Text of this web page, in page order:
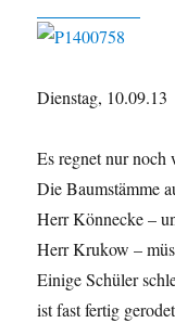
Dienstag, 10.09.13
Es regnet nur noch
Die Baumstämme
Herr Könnecke –
Herr Krukow –
Einige Schüler
ist fast fertig